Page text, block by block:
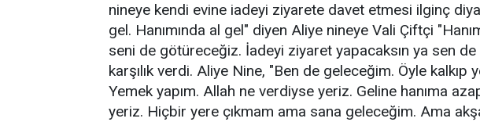
nineye kendi evine iadeyi ziyarete davet etmesi ilginç
gel. Hanımında al gel" diyen Aliye nineye Vali Çiftçi
seni de götüreceğiz. İadeyi ziyaret yapacaksın ya sen
karşılık verdi. Aliye Nine, "Ben de geleceğim. Öyle kalkıp
Yemek yapım. Allah ne verdiyse yeriz. Geline hanıma
yeriz. Hiçbir yere çıkmam ama sana geleceğim. Ama